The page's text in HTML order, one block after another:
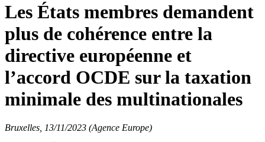
Les États membres demandent
plus de cohérence entre la
directive européenne et
l’accord OCDE sur la taxation
minimale des multinationales
Bruxelles, 13/11/2023 (Agence Europe)